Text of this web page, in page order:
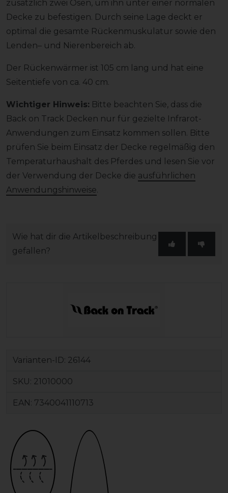
zusätzlich zwei Ösen, um ihn unter einer normalen
Decke zu befestigen. Durch seine Lage deckt er
optimal die gesamte Rückenmuskulatur sowie den
Lenden– und Nierenbereich ab.
Der Rückenwärmer ist 105 cm lang und hat eine
Seitentiefe von ca. 40 cm.
Wichtiger Hinweis: Bitte beachten Sie, dass die
Back on Track Decken nur für gezielte Infrarot-
Anwendungen zum Einsatz kommen sollen. Bitte
prüfen Sie beim Einsatz der Decke regelmäßig den
Temperaturhaushalt des Pferdes und lesen Sie vor
der Verwendung der Decke die ausführlichen
Anwendungshinweise.
Wie hat dir die Artikelbeschreibung
gefallen?
Varianten-ID: 26144
SKU: 21010000
EAN: 7340041110713